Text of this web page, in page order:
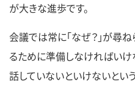
が大きな進歩です。
会議では常に「なぜ？」が尋
るために準備しなければいけ
話していないといけないとい